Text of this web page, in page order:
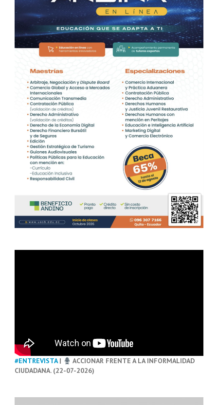
#ENTREVISTA|
ACCIONAR FRENTE A LA INFORMALIDAD
CIUDADANA. (22-07-2026)